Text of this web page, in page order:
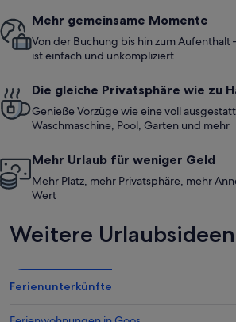
Mehr gemeinsame Momente
Von der Buchung bis hin zum Aufenthalt
ist einfach und unkompliziert
Die gleiche Privatsphäre wie zu
Genieße Vorzüge wie eine voll
Waschmaschine, Pool, Garten und mehr
Mehr Urlaub für weniger Geld
Mehr Platz, mehr Privatsphäre, mehr
Wert
Weitere Urlaubsideen
Ferienunterkünfte